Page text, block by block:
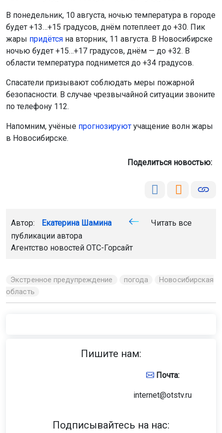
В понедельник, 10 августа, ночью температура в городе
будет +13…+15 градусов, днём потеплеет до +30. Пик
жары придётся на вторник, 11 августа. В Новосибирске
ночью будет +15…+17 градусов, днём — до +32. В
области температура поднимется до +34 градусов.
Спасатели призывают соблюдать меры пожарной
безопасности. В случае чрезвычайной ситуации звоните
по телефону 112.
Напомним, учёные прогнозируют учащение волн жары
в Новосибирске.
Поделиться новостью:
Автор: Екатерина Шамина
Читать все
публикации автора
Агентство новостей ОТС-Горсайт
Экстренное предупреждение погода
Новосибирская
область
Пишите нам:
Почта:
internet@otstv.ru
Подписывайтесь на нас: